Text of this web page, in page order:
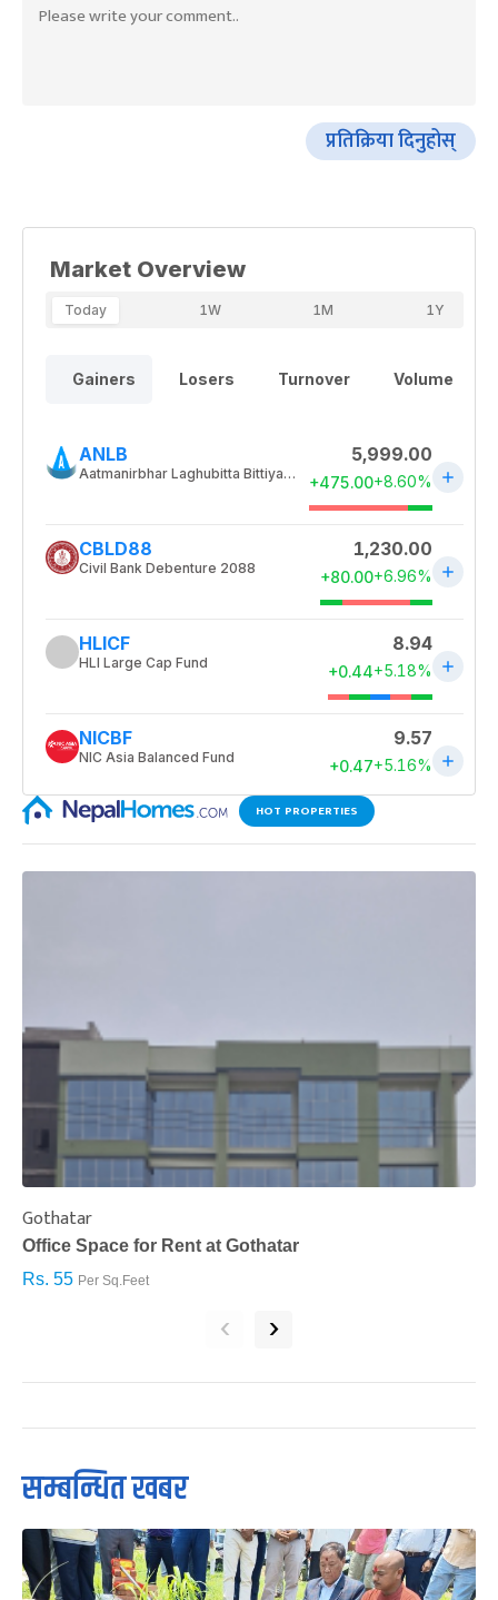
प्रतिक्रिया दिनुहोस्
HOT PROPERTIES
Gothatar
Office Space for Rent at Gothatar
Rs. 55 Per Sq.Feet
‹ ›
सम्बन्धित खबर